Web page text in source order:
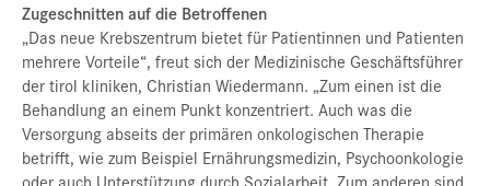
Zugeschnitten auf die Betroffenen
„Das neue Krebszentrum bietet für Patientinnen und Patienten
mehrere Vorteile“, freut sich der Medizinische Geschäftsführer
der tirol kliniken, Christian Wiedermann. „Zum einen ist die
Behandlung an einem Punkt konzentriert. Auch was die
Versorgung abseits der primären onkologischen Therapie
betrifft, wie zum Beispiel Ernährungsmedizin, Psychoonkologie
oder auch Unterstützung durch Sozialarbeit. Zum anderen sind